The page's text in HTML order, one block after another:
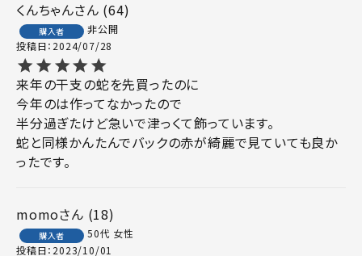
くんちゃん 64
購入者
非公開
投稿日 2024/07/28
来年の干支の蛇を先買ったのに
今年のは作ってなかったので
半分過ぎたけど急いで津っくて飾っています。
蛇と同様かんたんでバックの赤が綺麗で見ていても良か
ったです。
momo 18
購入者 50代 女性
投稿日 2023/10/01